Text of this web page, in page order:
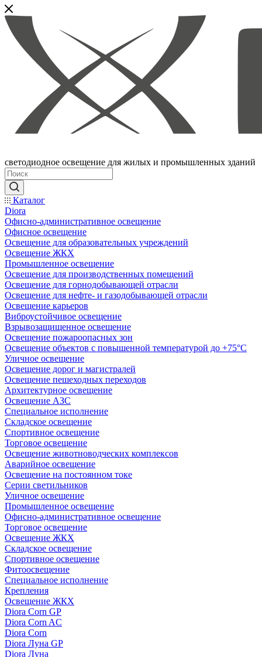
светодиодное освещение для жилых и промышленных зданий
Каталог
Diora
Офисно-административное освещение
Офисное освещение
Освещение для образовательных учреждений
Освещение ЖКХ
Промышленное освещение
Освещение для производственных помещений
Освещение для горнодобывающей отрасли
Освещение для нефте- и газодобывающей отрасли
Освещение карьеров
Виброустойчивое освещение
Взрывозащищенное освещение
Освещение пожароопасных зон
Освещение объектов с повышенной температурой до +75°C
Уличное освещение
Освещение дорог и магистралей
Освещение пешеходных переходов
Архитектурное освещение
Освещение АЗС
Специальное исполнение
Складское освещение
Спортивное освещение
Торговое освещение
Освещение животноводческих комплексов
Аварийное освещение
Освещение на постоянном токе
Серии светильников
Уличное освещение
Промышленное освещение
Офисно-административное освещение
Торговое освещение
Освещение ЖКХ
Складское освещение
Спортивное освещение
Фитоосвещение
Специальное исполнение
Крепления
Освещение ЖКХ
Diora Corn GP
Diora Corn AC
Diora Corn
Diora Луна GP
Diora Луна